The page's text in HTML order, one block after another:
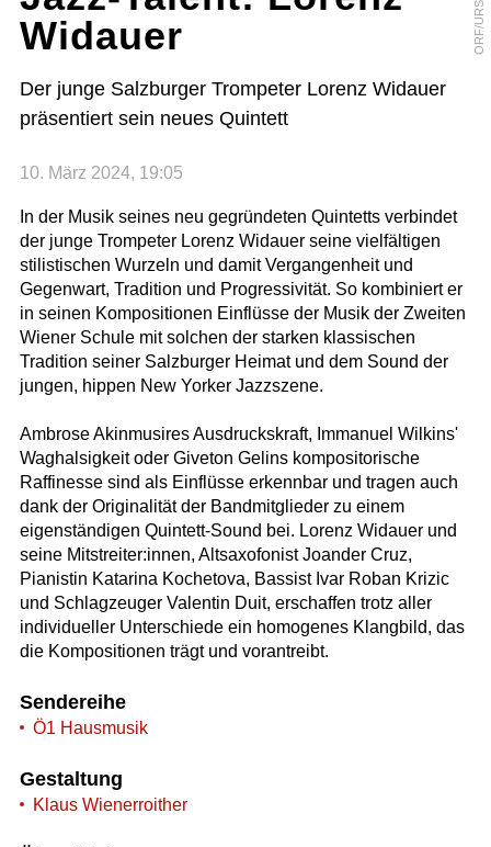
Widauer
Der junge Salzburger Trompeter Lorenz Widauer
präsentiert sein neues Quintett
10. März 2024, 19:05
In der Musik seines neu gegründeten Quintetts verbindet
der junge Trompeter Lorenz Widauer seine vielfältigen
stilistischen Wurzeln und damit Vergangenheit und
Gegenwart, Tradition und Progressivität. So kombiniert er
in seinen Kompositionen Einflüsse der Musik der Zweiten
Wiener Schule mit solchen der starken klassischen
Tradition seiner Salzburger Heimat und dem Sound der
jungen, hippen New Yorker Jazzszene.
Ambrose Akinmusires Ausdruckskraft, Immanuel Wilkins'
Waghalsigkeit oder Giveton Gelins kompositorische
Raffinesse sind als Einflüsse erkennbar und tragen auch
dank der Originalität der Bandmitglieder zu einem
eigenständigen Quintett-Sound bei. Lorenz Widauer und
seine Mitstreiter:innen, Altsaxofonist Joander Cruz,
Pianistin Katarina Kochetova, Bassist Ivar Roban Krizic
und Schlagzeuger Valentin Duit, erschaffen trotz aller
individueller Unterschiede ein homogenes Klangbild, das
die Kompositionen trägt und vorantreibt.
Sendereihe
Ö1 Hausmusik
Gestaltung
Klaus Wienerroither